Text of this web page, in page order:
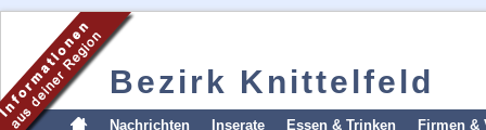
Bezirk Knittelfeld
Nachrichten Inserate Essen & Trinken Firmen &